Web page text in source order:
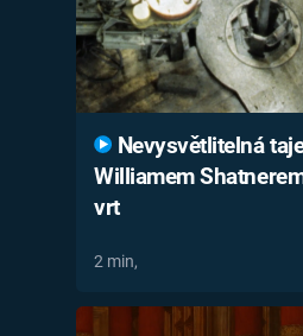
Nevysvětlitelná
Williamem
vrt
2 min,